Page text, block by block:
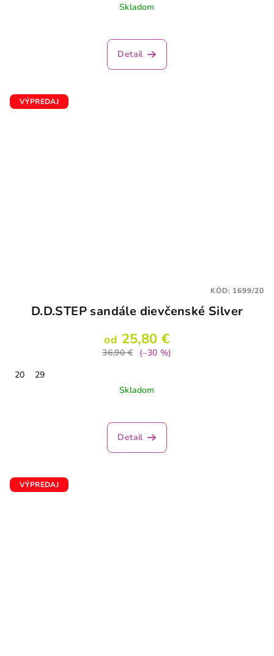
Skladom
hodnotenie
produktu
Detail
VÝPREDAJ
D.D.STEP sandále dievčenské Silver
od 25,80 €
36,90 €
(–30 %)
20
29
Skladom
Detail
KÓD: 1699/20
VÝPREDAJ